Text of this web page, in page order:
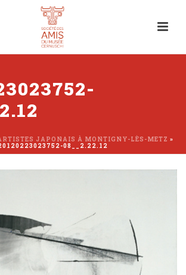
JAPONAIS À MONTIGNY-LÈS-METZ »
08__2.22.12